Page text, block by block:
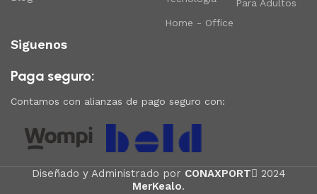
Home - Office
Para Adultos
Siguenos
Paga seguro:
Contamos con alianzas de pago seguro con:
Diseñado y Administrado por CONAXPORT
2024
MerKealo.